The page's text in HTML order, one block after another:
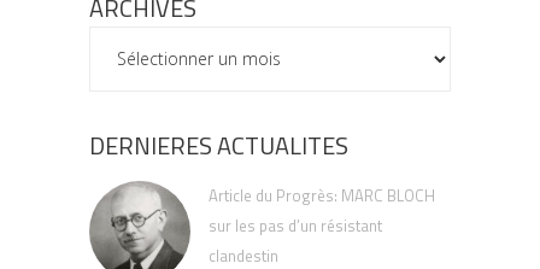
ARCHIVES
ARCHIVES
DERNIERES ACTUALITES
Article du Progrès: MARC BLOCH
sur les pas d’un résistant
clandestin